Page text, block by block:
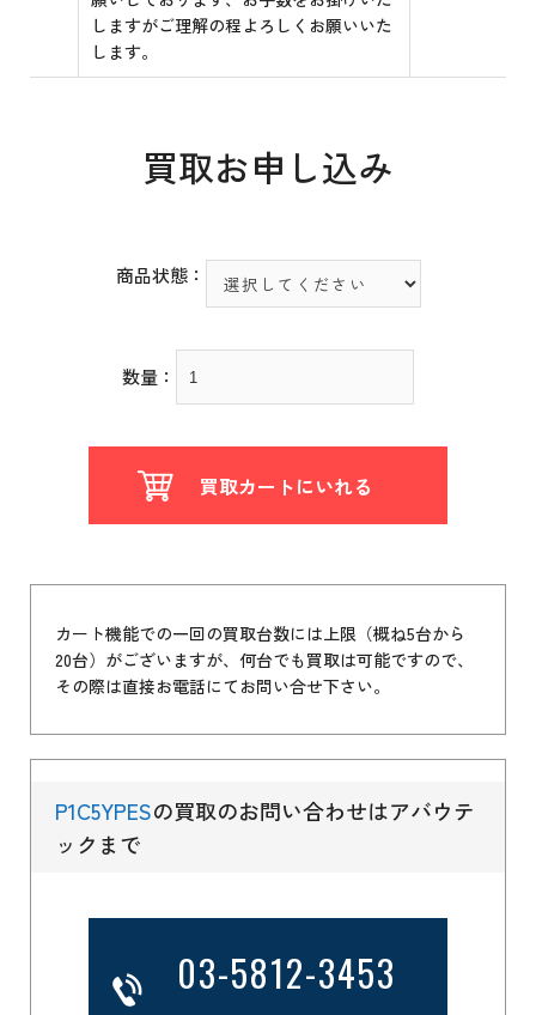
しますがご理解の程よろしくお願いいた
します。
買取お申し込み
商品状態：
数量：
買取カートにいれる
カート機能での一回の買取台数には上限（概ね5台から
20台）がございますが、何台でも買取は可能ですので、
その際は直接お電話にてお問い合せ下さい。
P1C5YPESの買取のお問い合わせはアバウテ
ックまで
03-5812-3453